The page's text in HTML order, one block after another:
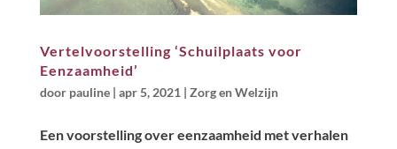
Vertelvoorstelling ‘Schuilplaats voor
Eenzaamheid’
door pauline| apr 5, 2021| Zorg en Welzijn
Een voorstelling over eenzaamheid met verhalen